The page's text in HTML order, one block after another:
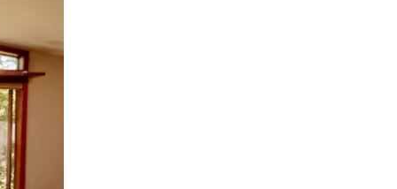
o dedo na tela.